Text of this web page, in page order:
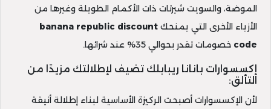
الموضة، والسويت شيرتات ذات الأكمام الطويلة وغيرها من
الأزياء الأخرى التي يمنحك banana republic discount
code خصومات تقدر بحوالي 35% عند شرائها.
إكسسوارات بانانا ريبابلك تضيف لإطلالتك مزيدًا من
التألق:
لأن الإكسسوارات أصبحت الركيزة الأساسية لبناء إطلالة أنيقة